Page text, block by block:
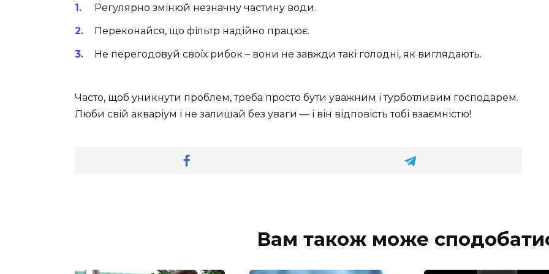
Регулярно змінюй незначну частину води.
Переконайся, що фільтр надійно працює.
Не перегодовуй своїх рибок – вони не завжди такі голодні, як виглядають.
Часто, щоб уникнути проблем, треба просто бути уважним і турботливим господарем.
Люби свій акваріум і не залишай без уваги — і він відповість тобі взаємністю!
Вам також може